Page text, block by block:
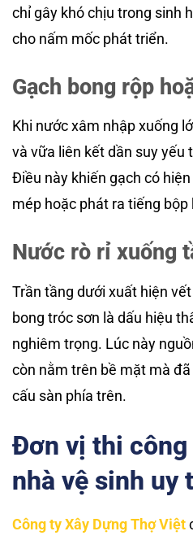
chỉ gây khó chịu trong sinh
cho nấm mốc phát triển.
Gạch bong rộp
Khi nước xâm nhập xuống
và vữa liên kết dần suy yếu
Điều này khiến gạch có
mép hoặc phát ra tiếng bộp
Nước rò rỉ xuống
Trần tầng dưới xuất hiện
bong tróc sơn là dấu hiệu
nghiêm trọng. Lúc này
còn nằm trên bề mặt mà
cấu sàn phía trên.
Đơn vị thi
nhà vệ sinh uy
Công ty Xây Dựng Thợ Việt